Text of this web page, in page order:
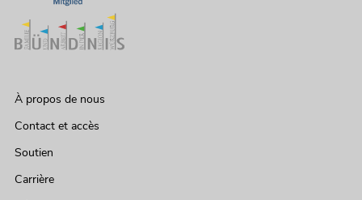
À propos de nous
Contact et accès
Soutien
Carrière